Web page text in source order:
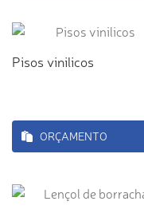
Pisos vinilicos
ORÇAMENTO